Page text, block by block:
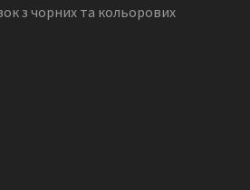
з чорних та кольорових